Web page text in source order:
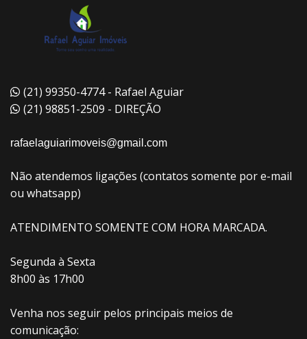
(21) 99350-4774 - Rafael Aguiar
(21) 98851-2509 - DIREÇÃO
rafaelaguiarimoveis@gmail.com
Não atendemos ligações (contatos somente por e-mail
ou whatsapp)
ATENDIMENTO SOMENTE COM HORA MARCADA.
Segunda à Sexta
8h00 às 17h00
Venha nos seguir pelos principais meios de
comunicação: